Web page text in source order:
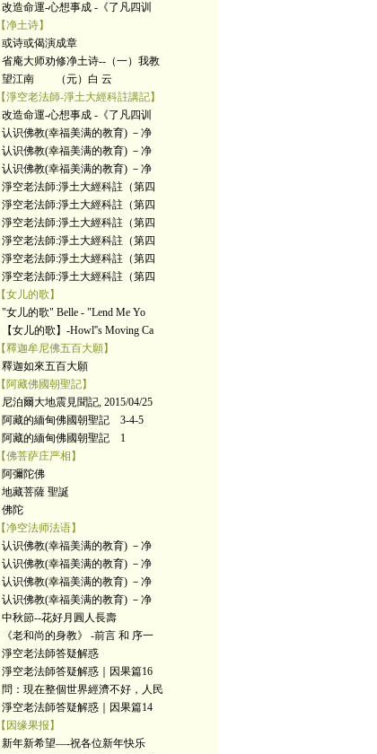
改造命運-心想事成 -《了凡四训
【净土诗】
或诗或偈演成章
省庵大师劝修净土诗--（一）我教
望江南 （元）白 云
【淨空老法師-淨土大經科註講記】
改造命運-心想事成 -《了凡四训
认识佛教(幸福美满的教育) －净
认识佛教(幸福美满的教育) －净
认识佛教(幸福美满的教育) －净
淨空老法師:淨土大經科註（第四
淨空老法師:淨土大經科註（第四
淨空老法師:淨土大經科註（第四
淨空老法師:淨土大經科註（第四
淨空老法師:淨土大經科註（第四
淨空老法師:淨土大經科註（第四
【女儿的歌】
"女儿的歌" Belle - "Lend Me Yo
【女儿的歌】-Howl''s Moving Ca
【釋迦牟尼佛五百大願】
釋迦如來五百大願
【阿藏佛國朝聖記】
尼泊爾大地震見聞記, 2015/04/25
阿藏的緬甸佛國朝聖記 3-4-5
阿藏的緬甸佛國朝聖記 1
【佛菩萨庄严相】
阿彌陀佛
地藏菩薩 聖誕
佛陀
【净空法师法语】
认识佛教(幸福美满的教育) －净
认识佛教(幸福美满的教育) －净
认识佛教(幸福美满的教育) －净
认识佛教(幸福美满的教育) －净
中秋節--花好月圓人長壽
《老和尚的身教》 -前言 和 序一
淨空老法師答疑解惑
淨空老法師答疑解惑｜因果篇16
問：現在整個世界經濟不好，人民
淨空老法師答疑解惑｜因果篇14
【因缘果报】
新年新希望—-祝各位新年快乐